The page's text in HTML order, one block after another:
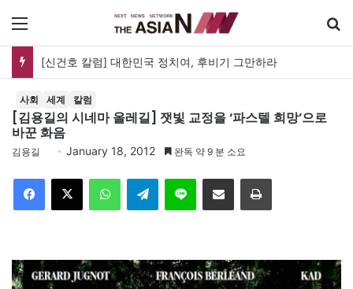
사회 세계 칼럼
[김용길의 시네마 올레길] 잿빛 교정을 ‘파스텔 희망’으로
바꾼 화음
김용길 January 18, 2012 완독 약 9 분 소요
Telegram 이메일